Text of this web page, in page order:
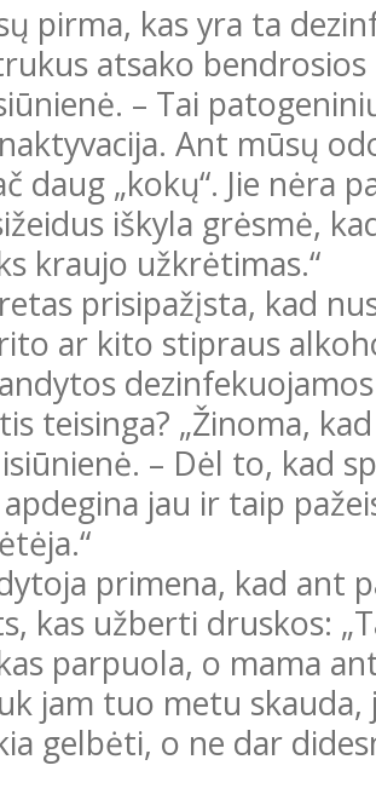
atsako
– Tai
Ant mūsų
daug „kokų“. Jie nėra
iškyla grėsmė,
kraujo užkrėtimas.“
ar kito stipraus
teisinga? „Žinoma,
– Dėl to, kad
jau ir taip
kas užberti druskos:
parpuola, o mama
jam tuo metu
gelbėti, o ne dar